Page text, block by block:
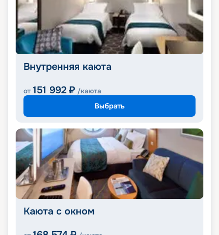
Внутренняя каюта
от 151 992 ₽ /каюта
Выбрать
Каюта с окном